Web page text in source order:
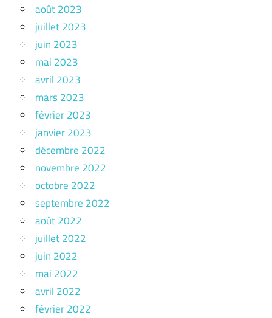
août 2023
juillet 2023
juin 2023
mai 2023
avril 2023
mars 2023
février 2023
janvier 2023
décembre 2022
novembre 2022
octobre 2022
septembre 2022
août 2022
juillet 2022
juin 2022
mai 2022
avril 2022
février 2022